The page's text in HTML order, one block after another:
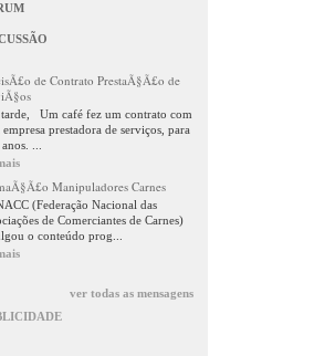
de Contrato PrestaÃ§Ã£o de
tarde, Um café fez um contrato com
empresa prestadora de serviços, para
...
Manipuladores Carnes
(Federação Nacional das
de Comerciantes de Carnes)
o conteúdo prog...
ver todas as mensagens